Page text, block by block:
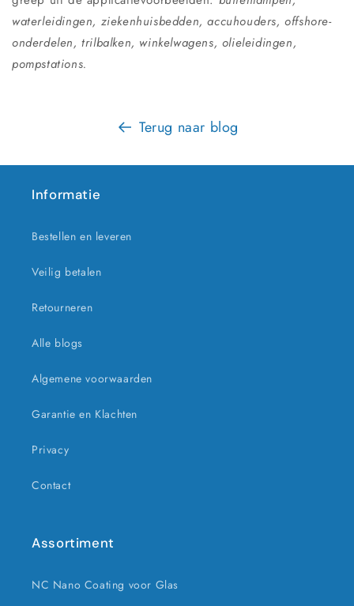
waterleidingen, ziekenhuisbedden, accuhouders, offshore-
onderdelen, trilbalken, winkelwagens, olieleidingen,
pompstations.
Terug naar blog
Informatie
Bestellen en leveren
Veilig betalen
Retourneren
Alle blogs
Algemene voorwaarden
Garantie en Klachten
Privacy
Contact
Assortiment
NC Nano Coating voor Glas